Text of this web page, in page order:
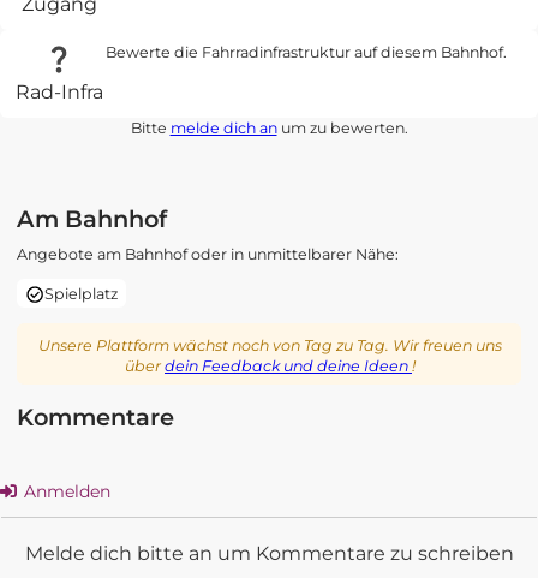
Rad-Infra
Bewerte die Fahrradinfrastruktur auf diesem Bahnhof.
Bitte melde dich anum zu bewerten.
Am Bahnhof
Angebote am Bahnhof oder in unmittelbarer Nähe:
Spielplatz
Unsere Plattform wächst noch von Tag zu Tag. Wir freuen uns
überdein Feedback und deine Ideen !
Kommentare
Anmelden
Melde dich bitte an um Kommentare zu schreiben